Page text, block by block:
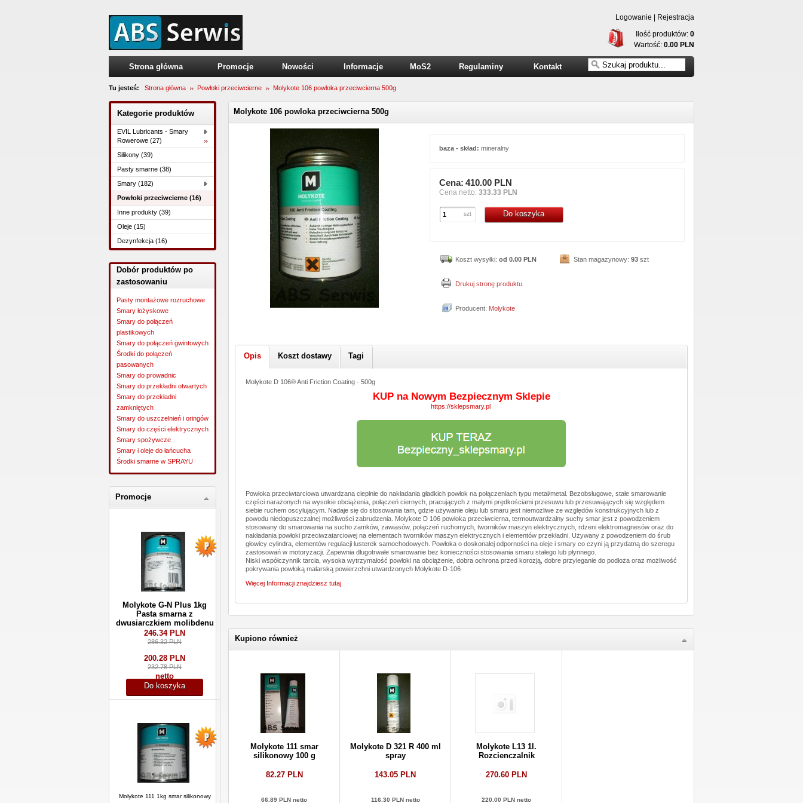
Logowanie
Rejestracja
Ilość produktów: 0
Wartość: 0.00 PLN
Strona główna Promocje Nowości Informacje MoS2 Regulaminy Kontakt
Tu jesteś: Strona główna Powłoki przeciwcierne Molykote 106 powloka przeciwcierna 500g
Kategorie produktów
EVIL Lubricants - Smary
Rowerowe (27)
Silikony (39)
Pasty smarne (38)
Smary (182)
Powłoki przeciwcierne (16)
Inne produkty (39)
Oleje (15)
Dezynfekcja (16)
Dobór produktów po
zastosowaniu
Pasty montażowe rozruchowe
Smary łożyskowe
Smary do połączeń
plastikowych
Smary do połączeń gwintowych
Środki do połączeń
pasowanych
Smary do prowadnic
Smary do przekładni otwartych
Smary do przekładni
zamkniętych
Smary do uszczelnień i oringów
Smary do części elektrycznych
Smary spożywcze
Smary i oleje do łańcucha
Środki smarne w SPRAYU
Promocje
Molykote G-N Plus 1kg
Pasta smarna z
dwusiarczkiem molibdenu
246.34 PLN
286.32 PLN
200.28 PLN
232.78 PLN
netto
Do koszyka
Molykote 111 1kg smar silikonowy
Molykote 106 powloka przeciwcierna 500g
baza - skład: mineralny
Cena: 410.00 PLN
Cena netto: 333.33 PLN
szt Do koszyka
Koszt wysyłki: od 0.00 PLN Stan magazynowy:93 szt
Drukuj stronę produktu
Producent: Molykote
Opis Koszt dostawy Tagi
Molykote D 106® Anti Friction Coating - 500g
KUP na Nowym Bezpiecznym Sklepie
https://sklepsmary.pl
Powłoka przeciwtarciowa utwardzana cieplnie do nakładania gładkich powłok na połączeniach typu metal/metal. Bezobsługowe, stałe smarowanie
części narażonych na wysokie obciążenia, połączeń ciernych, pracujących z małymi prędkościami przesuwu lub przesuwających się względem
siebie ruchem oscylującym. Nadaje się do stosowania tam, gdzie używanie oleju lub smaru jest niemożliwe ze względów konstrukcyjnych lub z
powodu niedopuszczalnej możliwości zabrudzenia. Molykote D 106 powłoka przeciwcierna, termoutwardzalny suchy smar jest z powodzeniem
stosowany do smarowania na sucho zamków, zawiasów, połączeń ruchomych, tworników maszyn elektrycznych, rdzeni elektromagnesów oraz do
nakładania powłoki przeciwzatarciowej na elementach tworników maszyn elektrycznych i elementów przekładni. Używany z powodzeniem do śrub
głowicy cylindra, elementów regulacji lusterek samochodowych. Powłoka o doskonałej odporności na oleje i smary co czyni ją przydatną do szeregu
zastosowań w motoryzacji. Zapewnia długotrwałe smarowanie bez konieczności stosowania smaru stałego lub płynnego.
Niski współczynnik tarcia, wysoka wytrzymałość powłoki na obciążenie, dobra ochrona przed korozją, dobre przyleganie do podłoża oraz możliwość
pokrywania powłoką malarską powierzchni utwardzonych Molykote D-106
Więcej Informacji znajdziesz tutaj
Kupiono również
Molykote 111 smar
silikonowy 100 g
82.27 PLN
66.89 PLN netto
Molykote D 321 R 400 ml
spray
143.05 PLN
116.30 PLN netto
Molykote L13 1l.
Rozcienczalnik
270.60 PLN
220.00 PLN netto